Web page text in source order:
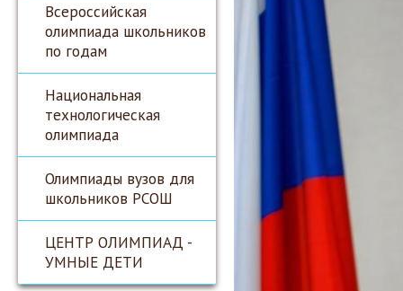
Всероссийская
олимпиада школьников
по годам
Национальная
технологическая
олимпиада
Олимпиады вузов для
школьников РСОШ
ЦЕНТР ОЛИМПИАД -
УМНЫЕ ДЕТИ